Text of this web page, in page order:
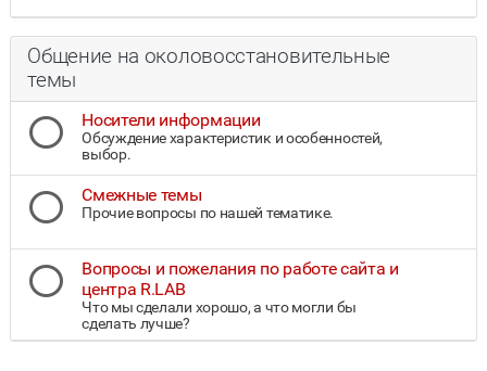
Общение на околовосстановительные
темы
Носители информации
Обсуждение характеристик и особенностей,
выбор.
Смежные темы
Прочие вопросы по нашей тематике.
Вопросы и пожелания по работе сайта и
центра R.LAB
Что мы сделали хорошо, а что могли бы
сделать лучше?